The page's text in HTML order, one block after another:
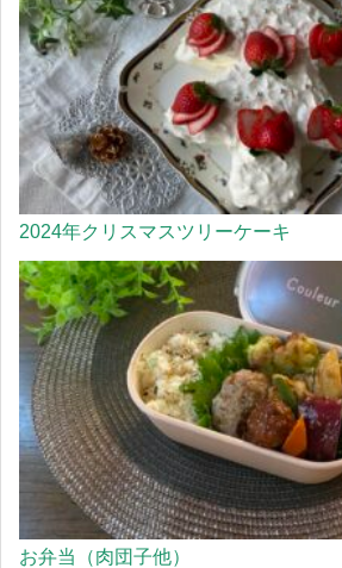
2024年クリスマスツリーケーキ
お弁当（肉団子他）